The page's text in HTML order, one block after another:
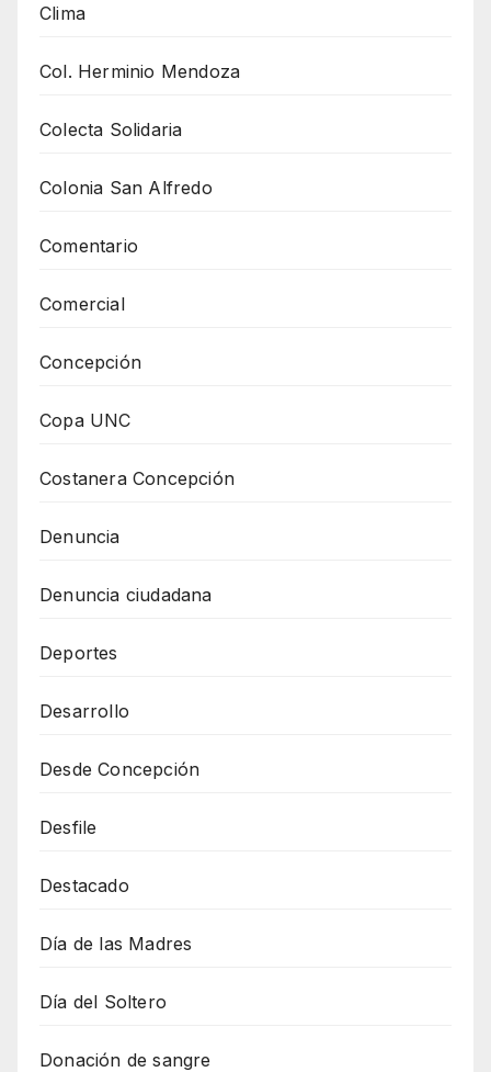
Clima
Col. Herminio Mendoza
Colecta Solidaria
Colonia San Alfredo
Comentario
Comercial
Concepción
Copa UNC
Costanera Concepción
Denuncia
Denuncia ciudadana
Deportes
Desarrollo
Desde Concepción
Desfile
Destacado
Día de las Madres
Día del Soltero
Donación de sangre